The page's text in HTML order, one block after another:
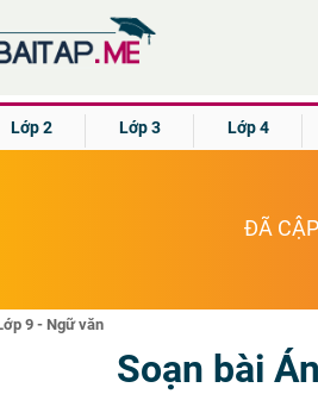
Lớp 2 Lớp 3 Lớp 4
ĐÃ
9 - Ngữ văn
Soạn bài